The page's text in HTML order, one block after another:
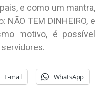
e como um mantra,
TEM DINHEIRO, e
motivo, é possível
E-mail WhatsApp